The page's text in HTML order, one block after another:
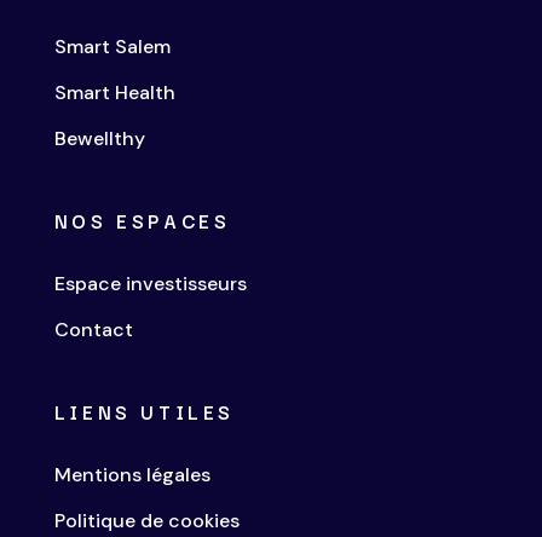
Smart Salem
Smart Health
Bewellthy
NOS ESPACES
Espace investisseurs
Contact
LIENS UTILES
Mentions légales
Politique de cookies